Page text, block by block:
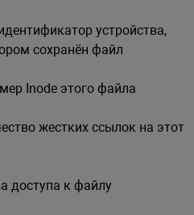
устройства,
сохранён файл
Inode этого файла
жестких ссылок на этот
доступа к файлу